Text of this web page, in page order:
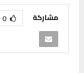
مشاركة 0